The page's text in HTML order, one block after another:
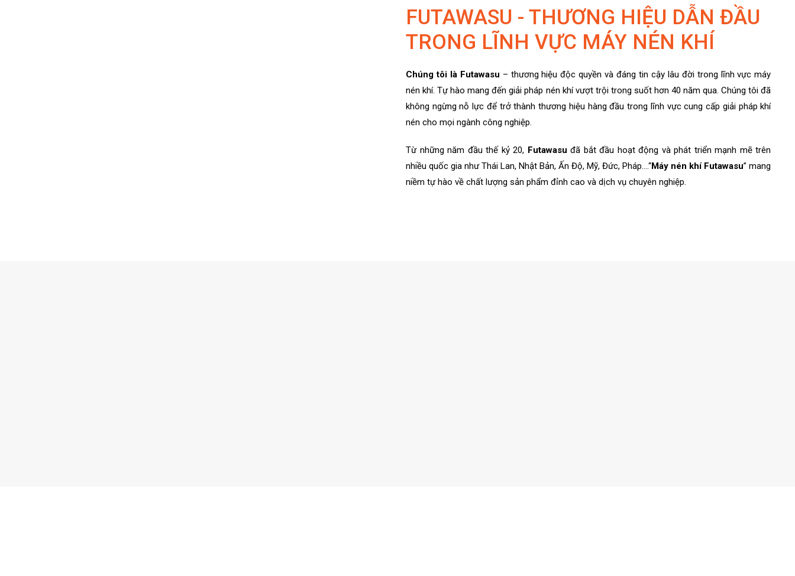
FUTAWASU - THƯƠNG HIỆU DẪN ĐẦU
TRONG LĨNH VỰC MÁY NÉN KHÍ
Chúng tôi là Futawasu – thương hiệu độc quyền và đáng tin cậy lâu đời trong lĩnh vực máy
nén khí. Tự hào mang đến giải pháp nén khí vượt trội trong suốt hơn 40 năm qua. Chúng tôi đã
không ngừng nỗ lực để trở thành thương hiệu hàng đầu trong lĩnh vực cung cấp giải pháp khí
nén cho mọi ngành công nghiệp.
Từ những năm đầu thế kỷ 20, Futawasu đã bắt đầu hoạt động và phát triển mạnh mẽ trên
nhiều quốc gia như Thái Lan, Nhật Bản, Ấn Độ, Mỹ, Đức, Pháp….“Máy nén khí Futawasu” mang
niềm tự hào về chất lượng sản phẩm đỉnh cao và dịch vụ chuyên nghiệp.